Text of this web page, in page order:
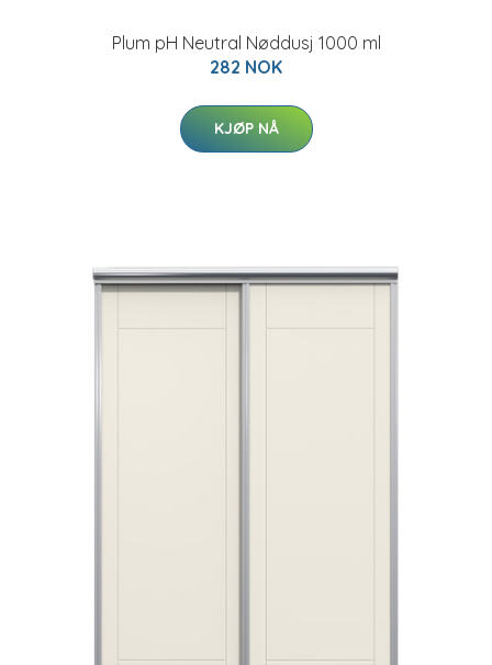
Plum pH Neutral Nøddusj 1000 ml
282 NOK
KJØP NÅ